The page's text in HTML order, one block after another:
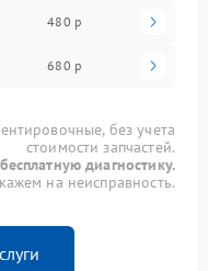
480 р
680 р
без учета
стоимости запчастей.
диагностику.
на неисправность.